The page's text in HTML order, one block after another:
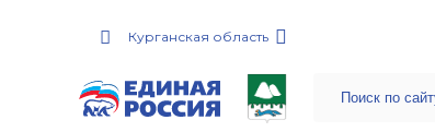
Курганская область